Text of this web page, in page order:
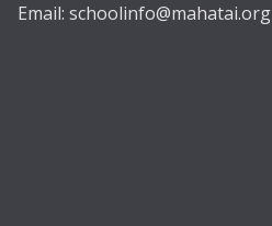
Email: schoolinfo@mahatai.org